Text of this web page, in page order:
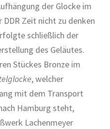
der Glocke im
Zeit nicht zu denken
schließlich der
des Geläutes.
Stückes Bronze im
, welcher
mit dem Transport
Hamburg steht,
Lachenmeyer